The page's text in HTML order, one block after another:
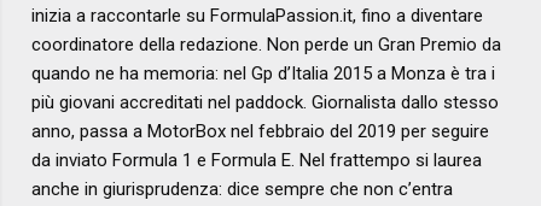
inizia a raccontarle su FormulaPassion.it, fino a diventare
coordinatore della redazione. Non perde un Gran Premio da
quando ne ha memoria: nel Gp d’Italia 2015 a Monza è tra i
più giovani accreditati nel paddock. Giornalista dallo stesso
anno, passa a MotorBox nel febbraio del 2019 per seguire
da inviato Formula 1 e Formula E. Nel frattempo si laurea
anche in giurisprudenza: dice sempre che non c’entra